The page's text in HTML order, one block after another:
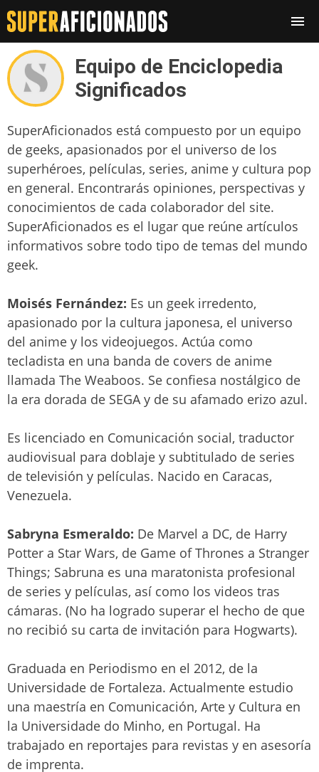
Equipo de Enciclopedia
Significados
SuperAficionados está compuesto por un equipo
de geeks, apasionados por el universo de los
superhéroes, películas, series, anime y cultura pop
en general. Encontrarás opiniones, perspectivas y
conocimientos de cada colaborador del site.
SuperAficionados es el lugar que reúne artículos
informativos sobre todo tipo de temas del mundo
geek.
Moisés Fernández: Es un geek irredento,
apasionado por la cultura japonesa, el universo
del anime y los videojuegos. Actúa como
tecladista en una banda de covers de anime
llamada The Weaboos. Se confiesa nostálgico de
la era dorada de SEGA y de su afamado erizo azul.
Es licenciado en Comunicación social, traductor
audiovisual para doblaje y subtitulado de series
de televisión y películas. Nacido en Caracas,
Venezuela.
Sabryna Esmeraldo: De Marvel a DC, de Harry
Potter a Star Wars, de Game of Thrones a Stranger
Things; Sabruna es una maratonista profesional
de series y películas, así como los videos tras
cámaras. (No ha logrado superar el hecho de que
no recibió su carta de invitación para Hogwarts).
Graduada en Periodismo en el 2012, de la
Universidade de Fortaleza. Actualmente estudio
una maestría en Comunicación, Arte y Cultura en
la Universidade do Minho, en Portugal. Ha
trabajado en reportajes para revistas y en asesoría
de imprenta.